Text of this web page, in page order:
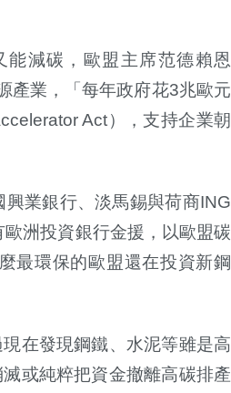
減碳，歐盟主席范德賴恩
產業，「每年政府花3兆歐元
Act），支持企業朝
業銀行、淡馬錫與荷商ING
洲投資銀行金援，以歐盟碳
最環保的歐盟還在投資新鋼
在發現鋼鐵、水泥等雖是高
或純粹把資金撤離高碳排產